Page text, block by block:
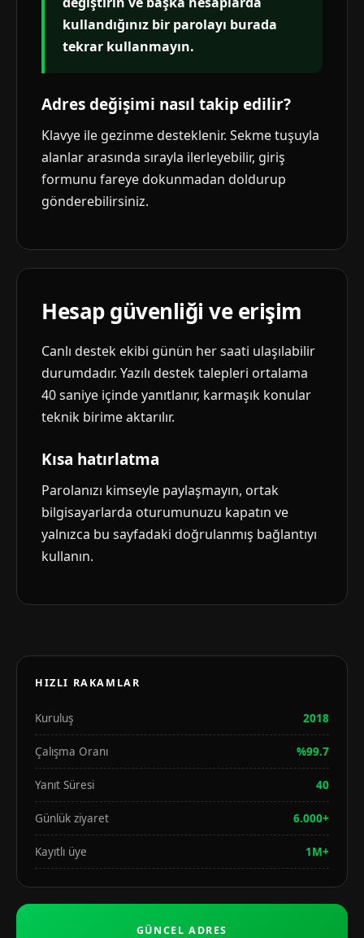
kullandığınız bir parolayı burada
tekrar kullanmayın.
Adres değişimi nasıl takip edilir?
Klavye ile gezinme desteklenir. Sekme tuşuyla
alanlar arasında sırayla ilerleyebilir, giriş
formunu fareye dokunmadan doldurup
gönderebilirsiniz.
Hesap güvenliği ve erişim
Canlı destek ekibi günün her saati ulaşılabilir
durumdadır. Yazılı destek talepleri ortalama
40 saniye içinde yanıtlanır, karmaşık konular
teknik birime aktarılır.
Kısa hatırlatma
Parolanızı kimseyle paylaşmayın, ortak
bilgisayarlarda oturumunuzu kapatın ve
yalnızca bu sayfadaki doğrulanmış bağlantıyı
kullanın.
HIZLI RAKAMLAR
Kuruluş 2018
Çalışma Oranı %99.7
Yanıt Süresi 40
Günlük ziyaret 6.000+
Kayıtlı üye 1M+
GÜNCEL ADRES